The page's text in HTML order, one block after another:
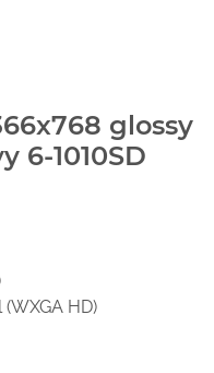
glossy
6-1010SD
HD)